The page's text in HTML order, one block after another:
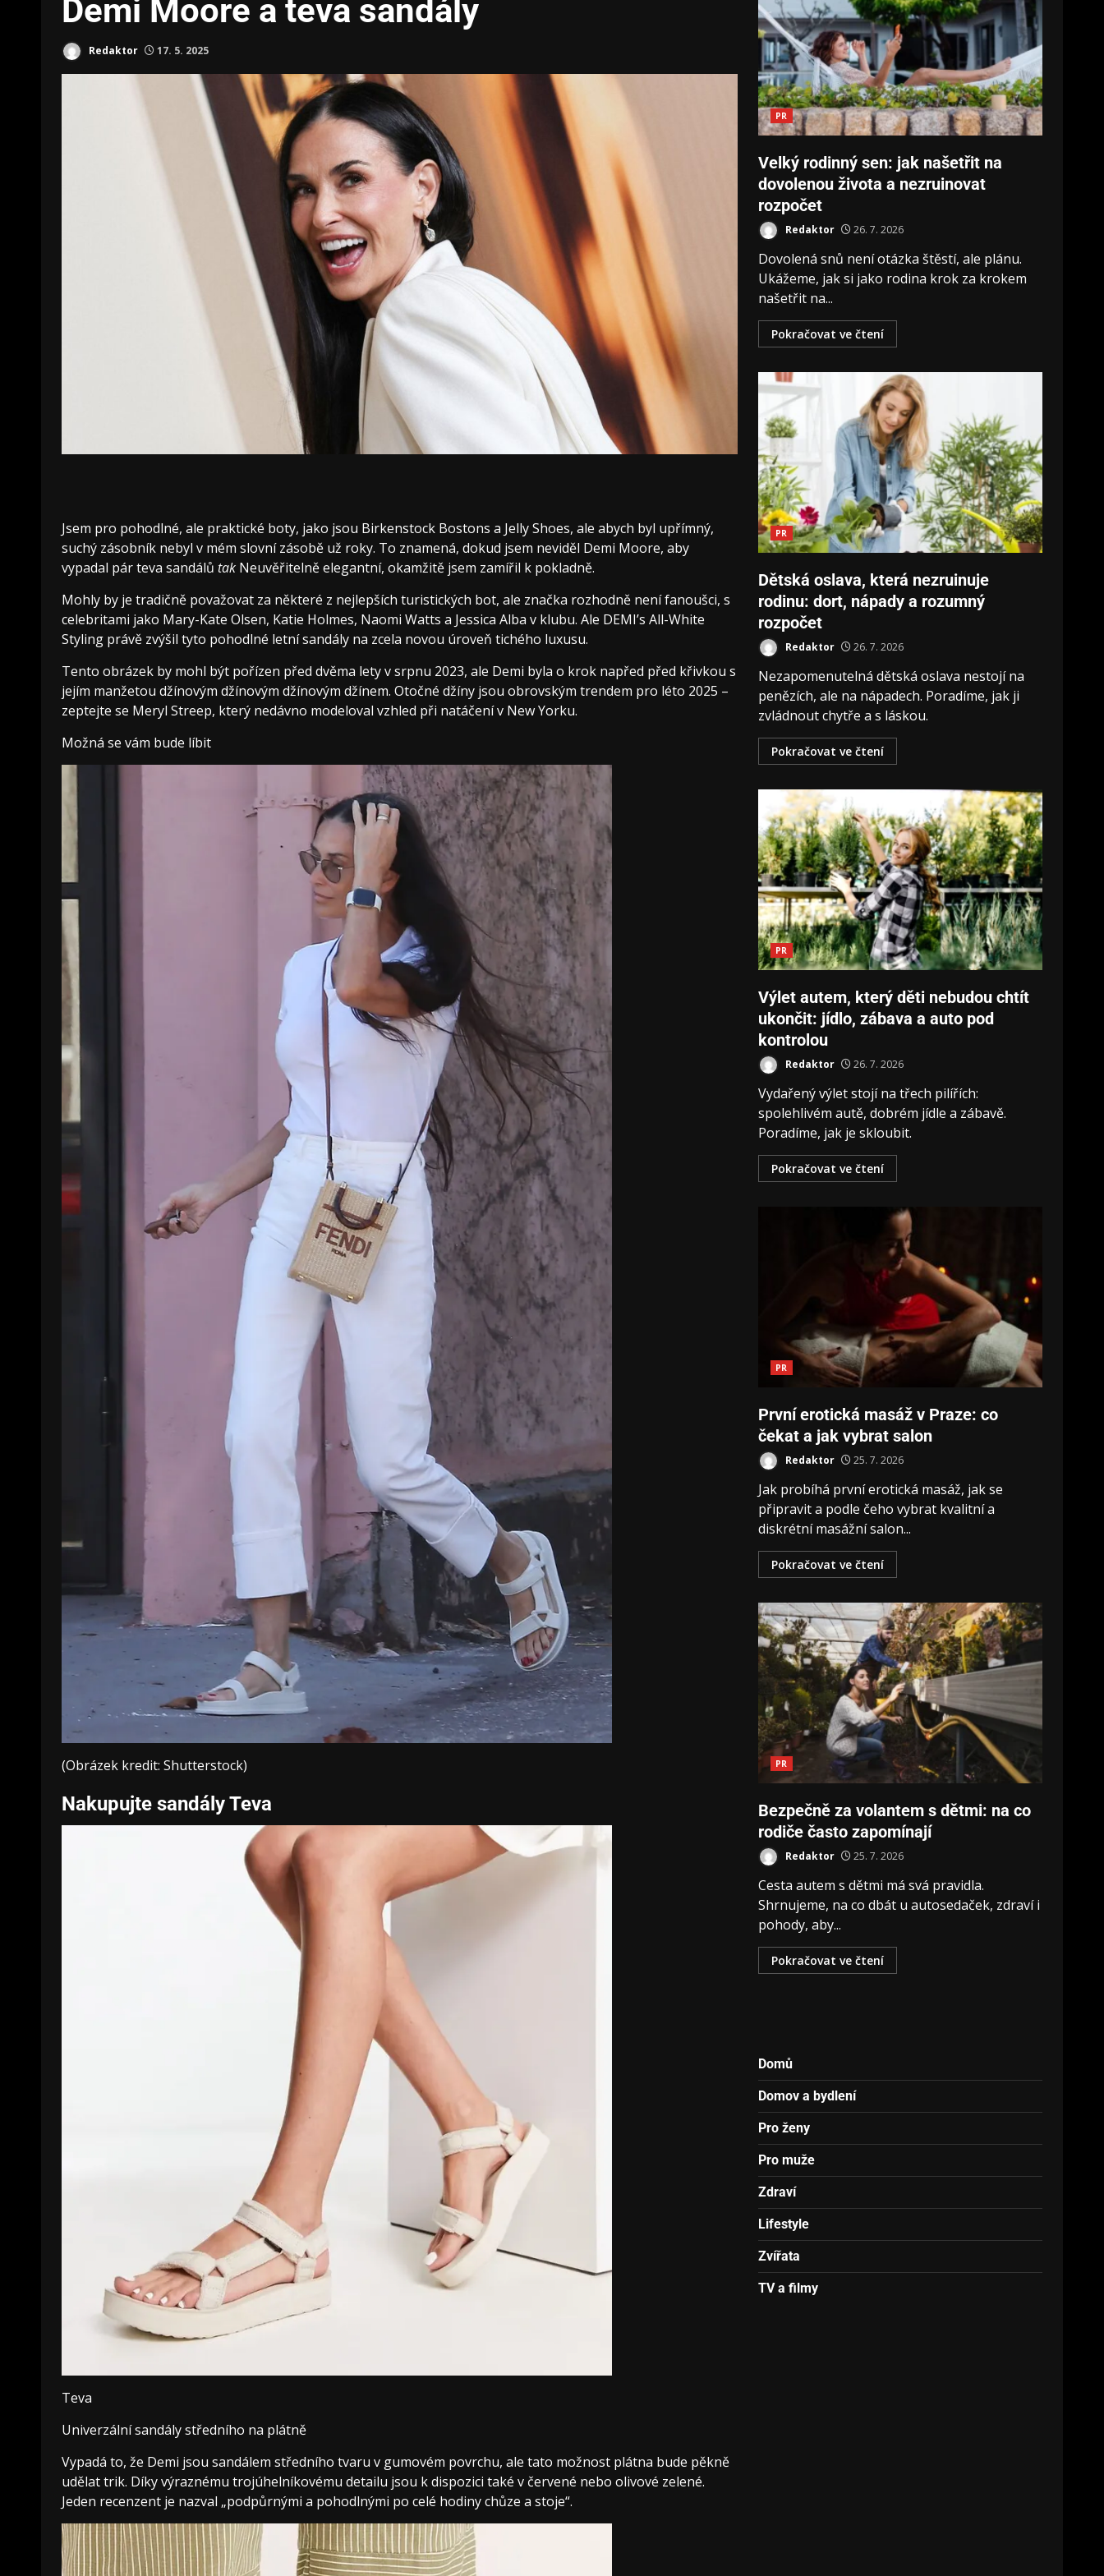
Demi Moore a teva sandály
Redaktor 17. 5. 2025
Jsem pro pohodlné, ale praktické boty, jako jsou Birkenstock Bostons a Jelly Shoes, ale abych byl upřímný,
suchý zásobník nebyl v mém slovní zásobě už roky. To znamená, dokud jsem neviděl Demi Moore, aby
vypadal pár teva sandálů tak Neuvěřitelně elegantní, okamžitě jsem zamířil k pokladně.
Mohly by je tradičně považovat za některé z nejlepších turistických bot, ale značka rozhodně není fanoušci, s
celebritami jako Mary-Kate Olsen, Katie Holmes, Naomi Watts a Jessica Alba v klubu. Ale DEMI’s All-White
Styling právě zvýšil tyto pohodlné letní sandály na zcela novou úroveň tichého luxusu.
Tento obrázek by mohl být pořízen před dvěma lety v srpnu 2023, ale Demi byla o krok napřed před křivkou s
jejím manžetou džínovým džínovým džínovým džínem. Otočné džíny jsou obrovským trendem pro léto 2025 –
zeptejte se Meryl Streep, který nedávno modeloval vzhled při natáčení v New Yorku.
Možná se vám bude líbit
(Obrázek kredit: Shutterstock)
Nakupujte sandály Teva
Teva
Univerzální sandály středního na plátně
Vypadá to, že Demi jsou sandálem středního tvaru v gumovém povrchu, ale tato možnost plátna bude pěkně
udělat trik. Díky výraznému trojúhelníkovému detailu jsou k dispozici také v červené nebo olivové zelené.
Jeden recenzent je nazval „podpůrnými a pohodlnými po celé hodiny chůze a stoje“.
PR
Velký rodinný sen: jak našetřit na
dovolenou života a nezruinovat
rozpočet
Redaktor 26. 7. 2026
Dovolená snů není otázka štěstí, ale plánu.
Ukážeme, jak si jako rodina krok za krokem
našetřit na...
Pokračovat ve čtení
PR
Dětská oslava, která nezruinuje
rodinu: dort, nápady a rozumný
rozpočet
Redaktor 26. 7. 2026
Nezapomenutelná dětská oslava nestojí na
penězích, ale na nápadech. Poradíme, jak ji
zvládnout chytře a s láskou.
Pokračovat ve čtení
PR
Výlet autem, který děti nebudou chtít
ukončit: jídlo, zábava a auto pod
kontrolou
Redaktor 26. 7. 2026
Vydařený výlet stojí na třech pilířích:
spolehlivém autě, dobrém jídle a zábavě.
Poradíme, jak je skloubit.
Pokračovat ve čtení
PR
První erotická masáž v Praze: co
čekat a jak vybrat salon
Redaktor 25. 7. 2026
Jak probíhá první erotická masáž, jak se
připravit a podle čeho vybrat kvalitní a
diskrétní masážní salon...
Pokračovat ve čtení
PR
Bezpečně za volantem s dětmi: na co
rodiče často zapomínají
Redaktor 25. 7. 2026
Cesta autem s dětmi má svá pravidla.
Shrnujeme, na co dbát u autosedaček, zdraví i
pohody, aby...
Pokračovat ve čtení
Domů
Domov a bydlení
Pro ženy
Pro muže
Zdraví
Lifestyle
Zvířata
TV a filmy